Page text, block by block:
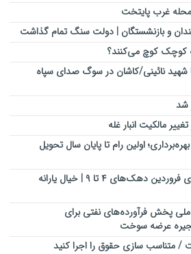
محله غرب پایتخت
و بازنشستگان | دولت سنگ تمام گذاشت
کوچک کوچ می‌کنند؟
شهید نائینی/کاشان در سوگ صدای سپاه
مالکیت انبار غله
اولین رام تا پایان سال تحویل
تاریخ دقیق واریز یارانه نقدی فروردین دهک‌های ۴ تا ۹ | خیال یارانه
پخش فرآورده‌های نفتی برای
عرضه سوخت
سازی حقوق را اجرا کنید